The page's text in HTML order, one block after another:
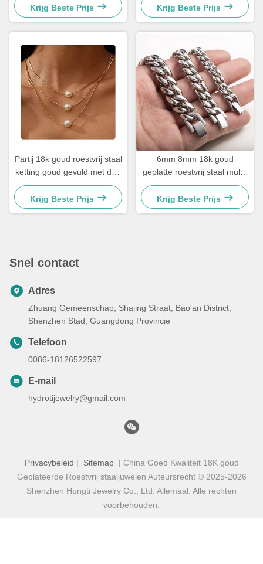
hanger kettingen
Krijg Beste Prijs
20 Inch
Krijg Beste Prijs
Partij 18k goud roestvrij staal
ketting goud gevuld met drie
lagen halskettingen parel
hanger 17,72 inch
Krijg Beste Prijs
6mm 8mm 18k goud
geplatte roestvrij staal multi-
size keten zilver Cubaanse
link keten
Krijg Beste Prijs
Snel contact
Adres
Zhuang Gemeenschap, Shajing Straat, Bao'an District,
Shenzhen Stad, Guangdong Provincie
Telefoon
0086-18126522597
E-mail
hydrotijewelry@gmail.com
Privacybeleid | Sitemap| China Goed Kwaliteit 18K goud
Geplateerde Roestvrij staaljuwelen Auteursrecht © 2025-2026
Shenzhen Hongti Jewelry Co., Ltd. Allemaal. Alle rechten
voorbehouden.